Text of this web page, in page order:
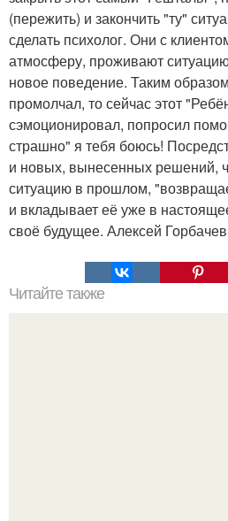
(пережить) и закончить "ту"
сделать психолог. Они с
атмосферу, проживают
новое поведение. Таким
промолчал, то сейчас этот
сэмоционировал, попросил
страшно" я тебя боюсь!
и новых, вынесенных решений,
ситуацию в прошлом,
и вкладывает её уже в
своё будущее. Алексей
Читайте также